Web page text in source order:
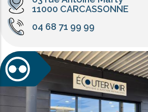
11000 CARCASSONNE
04 68 71 99 99